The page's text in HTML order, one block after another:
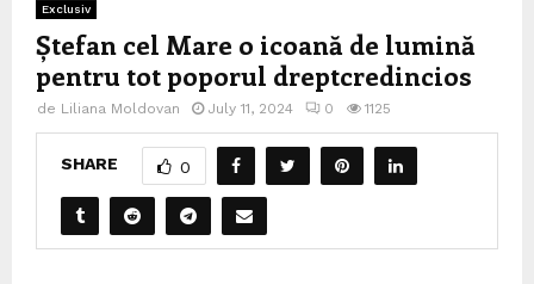
Exclusiv
Ștefan cel Mare o icoană de lumină
pentru tot poporul dreptcredincios
de Liliana Moldovan July 11, 2024 0 1125
SHARE 0